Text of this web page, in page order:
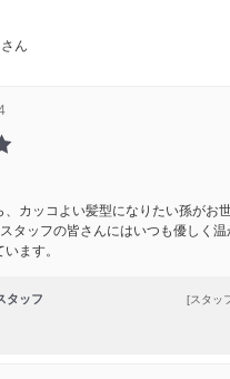
さん
、カッコよい髪型になりたい孫がお
タッフの皆さんにはいつも優しく
ます。
タッフ [スタッ